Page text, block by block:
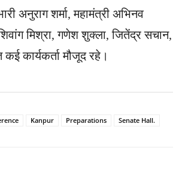
अनुराग शर्मा, महामंत्री अभिनव
शिवांग मिश्रा, गणेश शुक्ला, जितेंद्र सचान,
कार्यकर्ता मौजूद रहे।
Kanpur Preparations Senate Hall.